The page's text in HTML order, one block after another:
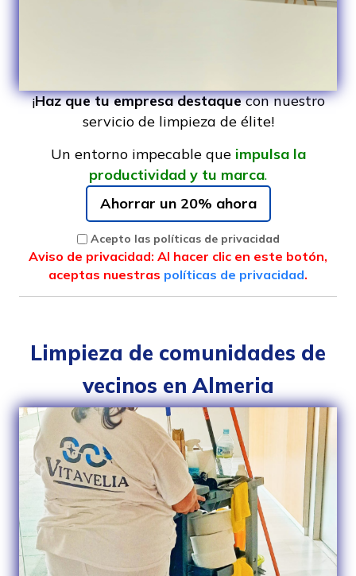
¡Haz que tu empresa destaquecon nuestro
servicio de limpieza de élite!
Un entorno impecable que impulsa la
productividad y tu marca.
Ahorrar un 20% ahora
Acepto las políticas de privacidad
Aviso de privacidad: Al hacer clic en este botón,
aceptas nuestras políticas de privacidad.
Limpieza de comunidades de
vecinos en Almeria